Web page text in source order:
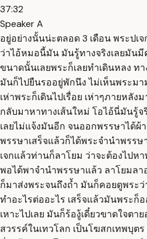
37:32
Speaker A
อยู่อย่างนั้นน่ะตลอด 3 เดือน พระปเ
ว่าไอ้หมอนี้มัน มันรู้ทางจริงเลยมัน
ขนาดนั้นเลยพระก็เลยทำเดินหลง ท
มันก็ไปยืนรออยู่พักนึง ไม่เห็นพระม
เห่าพระก็เดินไปเรื่อย เห่าๆภายหลั
กลับมาหาทางเส้นใหม่ โอไอ้นี่มันรู้
เลยไม่แจ้งมันอีก จนออกพรรษาได้
พรรษาเสร็จแล้วก็ได้พระจำนำพรร
เจกแล้วท่านก็ลาโยม ว่าจะต้องไปห
พอได้พาจำนำพรรษาแล้ว ลาโยมล
ก็มาส่งพระจนถึงถ้ำ มันก็คอยดูพระว่
ทำอะไรต่ออะไร เสร็จแล้วมันพระก็
เหาะไปเลย มันก็ร้องู้เดี๋ยวขาดใจตา
สวรรค์ในเทวโลก เป็นโฆสกเทพบุต